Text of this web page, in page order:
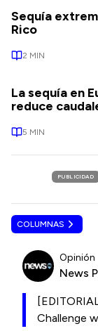
Sequía
Rico
2 MIN
La sequía en
reduce
5 MIN
PUBLICIDAD
COLUMNAS
Opinión
News
Challenge